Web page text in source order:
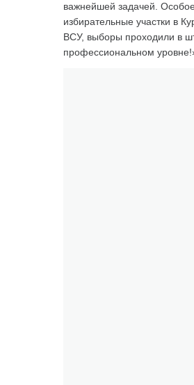
важнейшей задачей.
избирательные участки в
ВСУ, выборы проходили в
профессиональном